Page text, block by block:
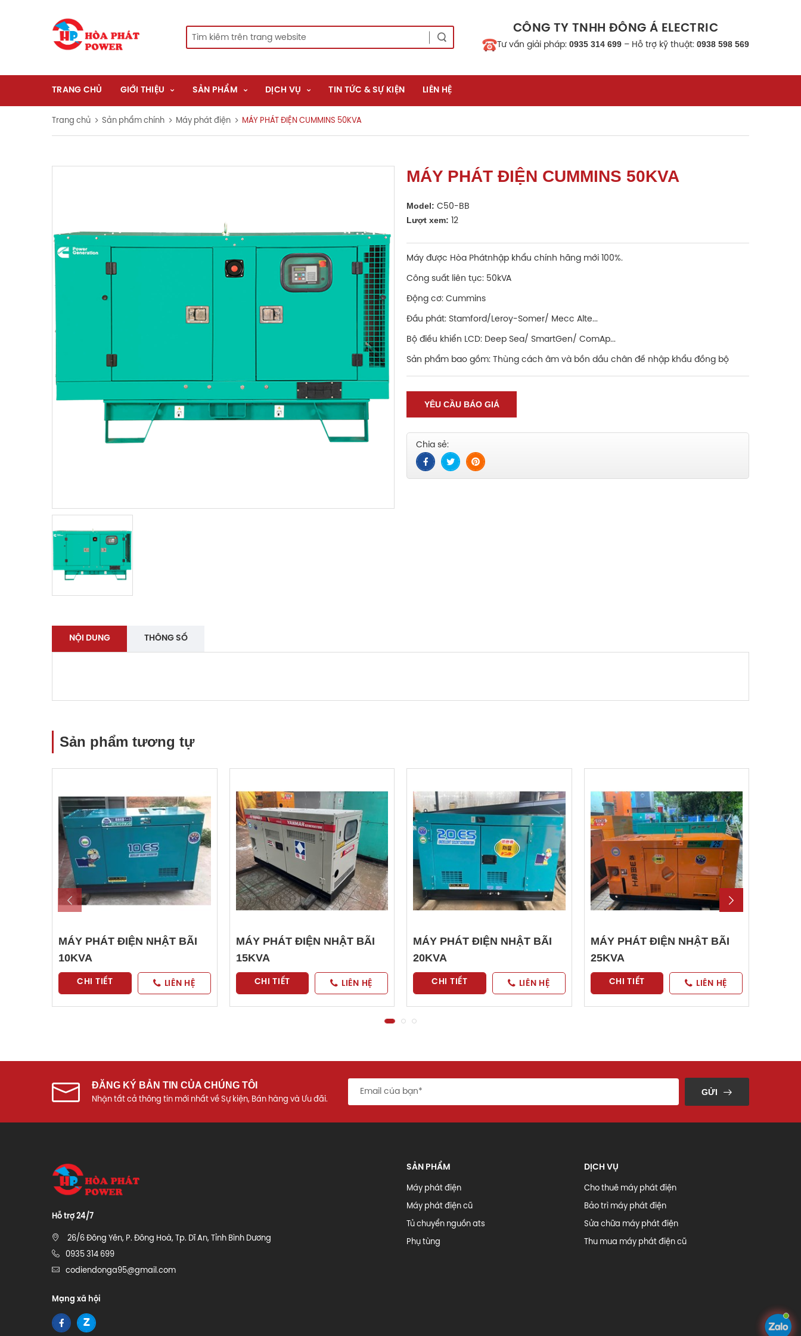
CÔNG TY TNHH ĐÔNG Á ELECTRIC
Tư vấn giải pháp: 0935 314 699 – Hỗ trợ kỹ thuật: 0938 598 569
TRANG CHỦ GIỚI THIỆU SẢN PHẨM DỊCH VỤ TIN TỨC & SỰ KIỆN LIÊN HỆ
Trang chủ Sản phẩm chính Máy phát điện MÁY PHÁT ĐIỆN CUMMINS 50KVA
MÁY PHÁT ĐIỆN CUMMINS 50KVA
Model: C50-BB
Lượt xem: 12
Máy được Hòa Phátnhập khẩu chính hãng mới 100%.
Công suất liên tục: 50kVA
Động cơ: Cummins
Đầu phát: Stamford/Leroy-Somer/ Mecc Alte...
Bộ điều khiển LCD: Deep Sea/ SmartGen/ ComAp...
Sản phẩm bao gồm: Thùng cách âm và bồn dầu chân đế nhập khẩu đồng bộ
YÊU CẦU BÁO GIÁ
Chia sẻ:
NỘI DUNG THÔNG SỐ
Sản phẩm tương tự
MÁY PHÁT ĐIỆN NHẬT BÃI
10KVA
CHI TIẾT LIÊN HỆ
MÁY PHÁT ĐIỆN NHẬT BÃI
15KVA
CHI TIẾT LIÊN HỆ
MÁY PHÁT ĐIỆN NHẬT BÃI
20KVA
CHI TIẾT LIÊN HỆ
MÁY PHÁT ĐIỆN NHẬT BÃI
25KVA
CHI TIẾT LIÊN HỆ
ĐĂNG KÝ BẢN TIN CỦA CHÚNG TÔI
Nhận tất cả thông tin mới nhất về Sự kiện, Bán hàng và Ưu đãi.
GỬI
Hỗ trợ 24/7
26/6 Đông Yên, P. Đông Hoà, Tp. Dĩ An, Tỉnh Bình Dương
0935 314 699
codiendonga95@gmail.com
Mạng xã hội
SẢN PHẨM
Máy phát điện
Máy phát điện cũ
Tủ chuyển nguồn ats
Phụ tùng
DỊCH VỤ
Cho thuê máy phát điện
Bảo trì máy phát điện
Sửa chữa máy phát điện
Thu mua máy phát điện cũ